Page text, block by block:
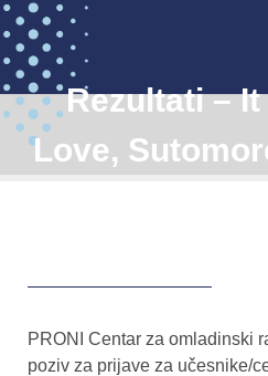
Rezultati – It
Love,
PRONI Centar za omladinski
poziv za prijave za učesnike/